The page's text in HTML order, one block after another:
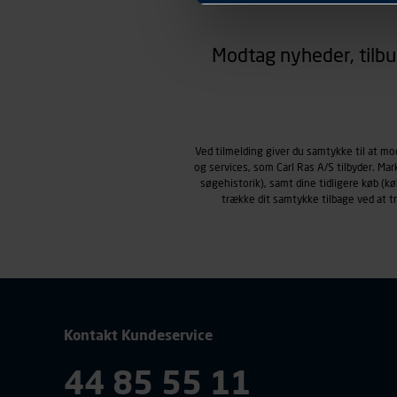
hjemmesiden ser ud eller
Markedsføringscookies
Carl Ras anvender
henblik på markedsføring,
smartphone mv.) samt de
Vi henviser endvidere til
personoplysninger.
Modtag nyheder,
Ved tilmelding giver du samtykke til at
og services, som Carl Ras A/S tilbyder.
søgehistorik), samt dine tidligere køb
trække dit samtykke tilbage ved at
Kontakt Kundeservice
44 85 55 11